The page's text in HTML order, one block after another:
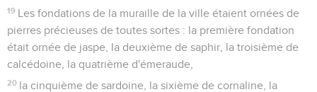
19 Les fondations de la muraille de la ville étaient ornées de
pierres précieuses de toutes sortes : la première fondation
était ornée de jaspe, la deuxième de saphir, la troisième de
calcédoine, la quatrième d'émeraude,
20 la cinquième de sardoine, la sixième de cornaline, la